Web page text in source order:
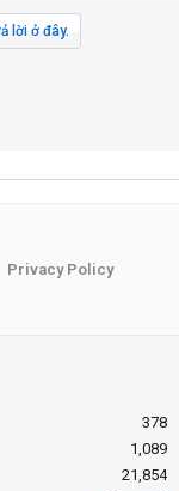
lời ở đây.
378
1,089
21,854
Privacy Policy